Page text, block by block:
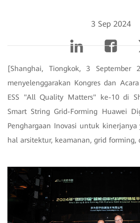
3 Sep 2024
[Shanghai, Tiongkok, 3 September
menyelenggarakan Kongres dan
ESS "All Quality Matters" ke-10 di
Smart String Grid-Forming Huawei
Penghargaan Inovasi untuk
hal arsitektur, keamanan, grid forming,